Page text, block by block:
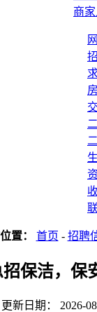
商
置： 首页 - 招聘
招保洁，保
更新日期： 2026-